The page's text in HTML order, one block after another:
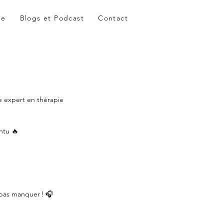
Blogs et Podcast Contact
expert en thérapie
🔥
manquer ! 🎧